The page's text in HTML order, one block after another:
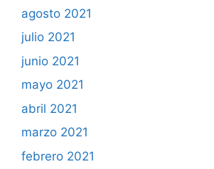
agosto 2021
julio 2021
junio 2021
mayo 2021
abril 2021
marzo 2021
febrero 2021